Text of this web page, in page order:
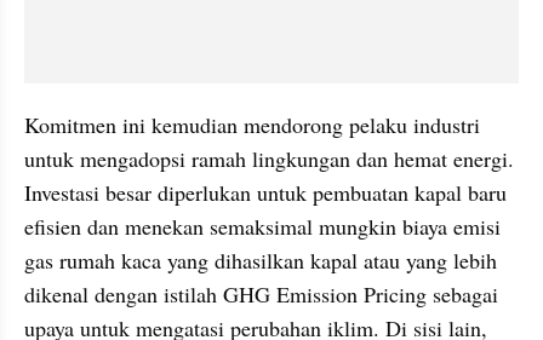
Komitmen ini kemudian mendorong pelaku industri
untuk mengadopsi ramah lingkungan dan hemat energi.
Investasi besar diperlukan untuk pembuatan kapal baru
efisien dan menekan semaksimal mungkin biaya emisi
gas rumah kaca yang dihasilkan kapal atau yang lebih
dikenal dengan istilah GHG Emission Pricing sebagai
upaya untuk mengatasi perubahan iklim. Di sisi lain,